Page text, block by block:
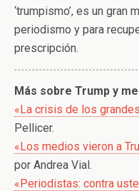
‘trumpismo’, es un gran
periodismo y para
prescripción.
Más sobre Trump y
«La crisis de los
Pellicer.
«Los medios vieron a
por Andrea Vial.
«Periodistas: contra